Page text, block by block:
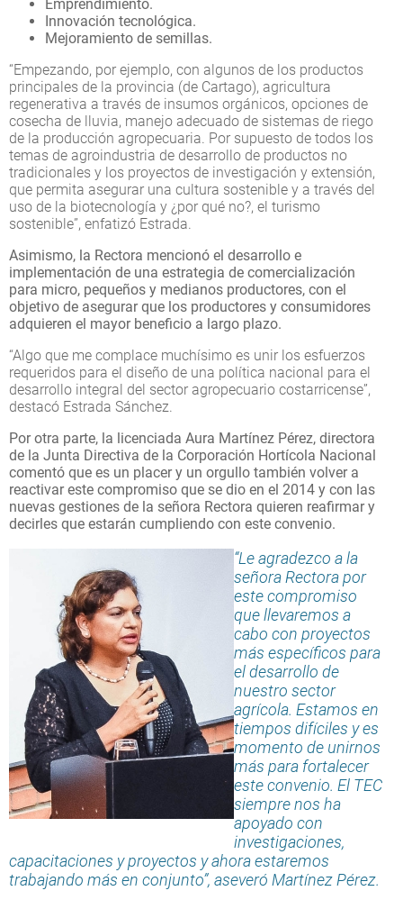
Emprendimiento.
Innovación tecnológica.
Mejoramiento de semillas.
“Empezando, por ejemplo, con algunos de los productos
principales de la provincia (de Cartago), agricultura
regenerativa a través de insumos orgánicos, opciones de
cosecha de lluvia, manejo adecuado de sistemas de riego
de la producción agropecuaria. Por supuesto de todos los
temas de agroindustria de desarrollo de productos no
tradicionales y los proyectos de investigación y extensión,
que permita asegurar una cultura sostenible y a través del
uso de la biotecnología y ¿por qué no?, el turismo
sostenible”, enfatizó Estrada.
Asimismo, la Rectora mencionó el desarrollo e
implementación de una estrategia de comercialización
para micro, pequeños y medianos productores, con el
objetivo de asegurar que los productores y consumidores
adquieren el mayor beneficio a largo plazo.
“Algo que me complace muchísimo es unir los esfuerzos
requeridos para el diseño de una política nacional para el
desarrollo integral del sector agropecuario costarricense”,
destacó Estrada Sánchez.
Por otra parte, la licenciada Aura Martínez Pérez, directora
de la Junta Directiva de la Corporación Hortícola Nacional
comentó que es un placer y un orgullo también volver a
reactivar este compromiso que se dio en el 2014 y con las
nuevas gestiones de la señora Rectora quieren reafirmar y
decirles que estarán cumpliendo con este convenio.
“Le agradezco a la
señora Rectora por
este compromiso
que llevaremos a
cabo con proyectos
más específicos para
el desarrollo de
nuestro sector
agrícola. Estamos en
tiempos difíciles y es
momento de unirnos
más para fortalecer
este convenio. El TEC
siempre nos ha
apoyado con
investigaciones,
capacitaciones y proyectos y ahora estaremos
trabajando más en conjunto”, aseveró Martínez Pérez.